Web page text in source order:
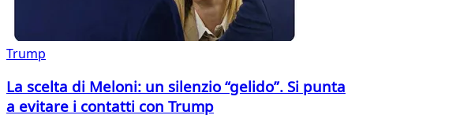
Trump
La scelta di Meloni: un silenzio “gelido”. Si punta
a evitare i contatti con Trump